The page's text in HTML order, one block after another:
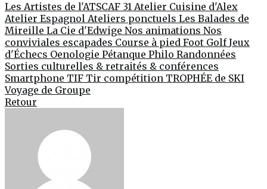
Les Artistes de l'ATSCAF 31 Atelier Cuisine d'Alex
Atelier Espagnol Ateliers ponctuels Les Balades de
Mireille La Cie d'Edwige Nos animations Nos
conviviales escapades Course à pied Foot GolfJeux
d'Échecs Oenologie Pétanque Philo Randonnées
Sorties culturelles & retraités & conférences
Smartphone TIF Tir compétition TROPHÉE de SKI
Voyage de Groupe
Retour